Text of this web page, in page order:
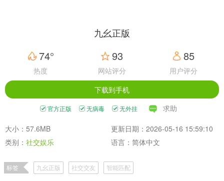
九幺正版
74°
热度
93
网站评分
85
用户评分
下载到手机
官方正版 无病毒 无外挂 求助
大小：57.6MB
更新日期：2026-05-16 15:59:10
类别： 社交娱乐 语言：简体中文
标签 九幺正版 社交交友 智能匹配